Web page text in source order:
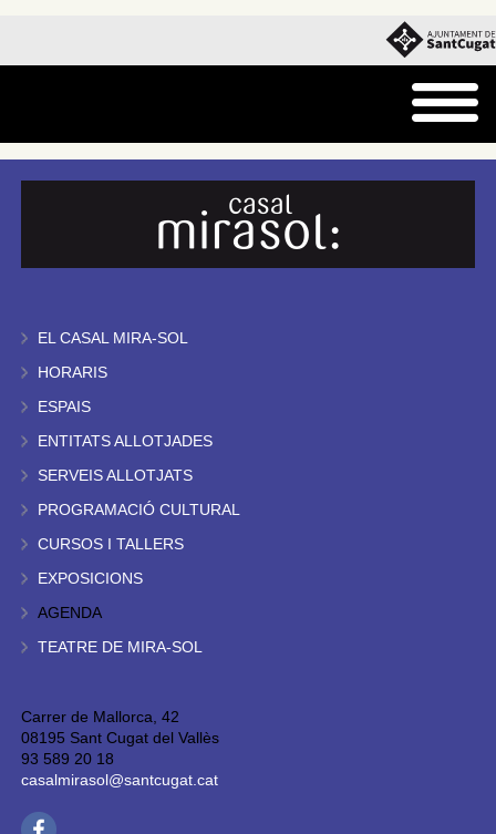
EL CASAL MIRA-SOL
HORARIS
ESPAIS
ENTITATS ALLOTJADES
SERVEIS ALLOTJATS
PROGRAMACIÓ CULTURAL
CURSOS I TALLERS
EXPOSICIONS
AGENDA
TEATRE DE MIRA-SOL
Carrer de Mallorca, 42
08195 Sant Cugat del Vallès
93 589 20 18
casalmirasol@santcugat.cat